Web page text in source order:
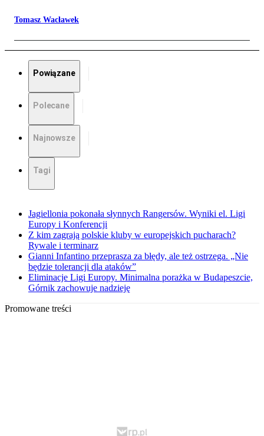
Tomasz Wacławek
Powiązane
Polecane
Najnowsze
Tagi
Jagiellonia pokonała słynnych Rangersów. Wyniki el. Ligi
Europy i Konferencji
Z kim zagrają polskie kluby w europejskich pucharach?
Rywale i terminarz
Gianni Infantino przeprasza za błędy, ale też ostrzega. „Nie
będzie tolerancji dla ataków”
Eliminacje Ligi Europy. Minimalna porażka w Budapeszcie,
Górnik zachowuje nadzieję
Promowane treści